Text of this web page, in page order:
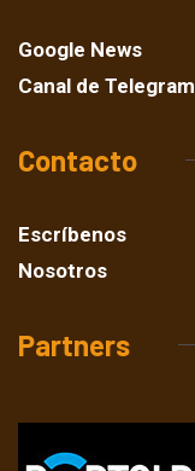
Google News
Canal de Telegram
Contacto
Escríbenos
Nosotros
Partners